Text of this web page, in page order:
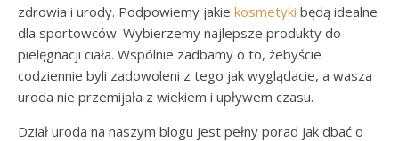
zdrowia i urody. Podpowiemy jakie kosmetyki będą idealne
dla sportowców. Wybierzemy najlepsze produkty do
pielęgnacji ciała. Wspólnie zadbamy o to, żebyście
codziennie byli zadowoleni z tego jak wyglądacie, a wasza
uroda nie przemijała z wiekiem i upływem czasu.
Dział uroda na naszym blogu jest pełny porad jak dbać o